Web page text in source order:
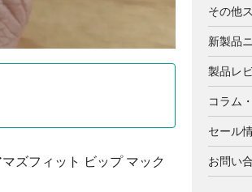
ズフィット ビップ マック
その他
新製品
製品レ
コラム
セール
お問い